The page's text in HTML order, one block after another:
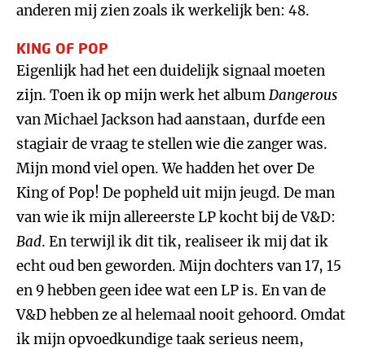
anderen mij zien zoals ik werkelijk ben: 48.
KING OF POP
Eigenlijk had het een duidelijk signaal moeten
zijn. Toen ik op mijn werk het albumDangerous
van Michael Jackson had aanstaan, durfde een
stagiair de vraag te stellen wie die zanger was.
Mijn mond viel open. We hadden het over De
King of Pop! De popheld uit mijn jeugd. De man
van wie ik mijn allereerste LP kocht bij de V&D:
Bad. En terwijl ik dit tik, realiseer ik mij dat ik
echt oud ben geworden. Mijn dochters van 17, 15
en 9 hebben geen idee wat een LP is. En van de
V&D hebben ze al helemaal nooit gehoord. Omdat
ik mijn opvoedkundige taak serieus neem,